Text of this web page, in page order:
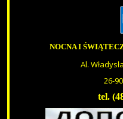
JAK ZOSTAĆ
DO
NOCNA I
Al.
26-
tel.